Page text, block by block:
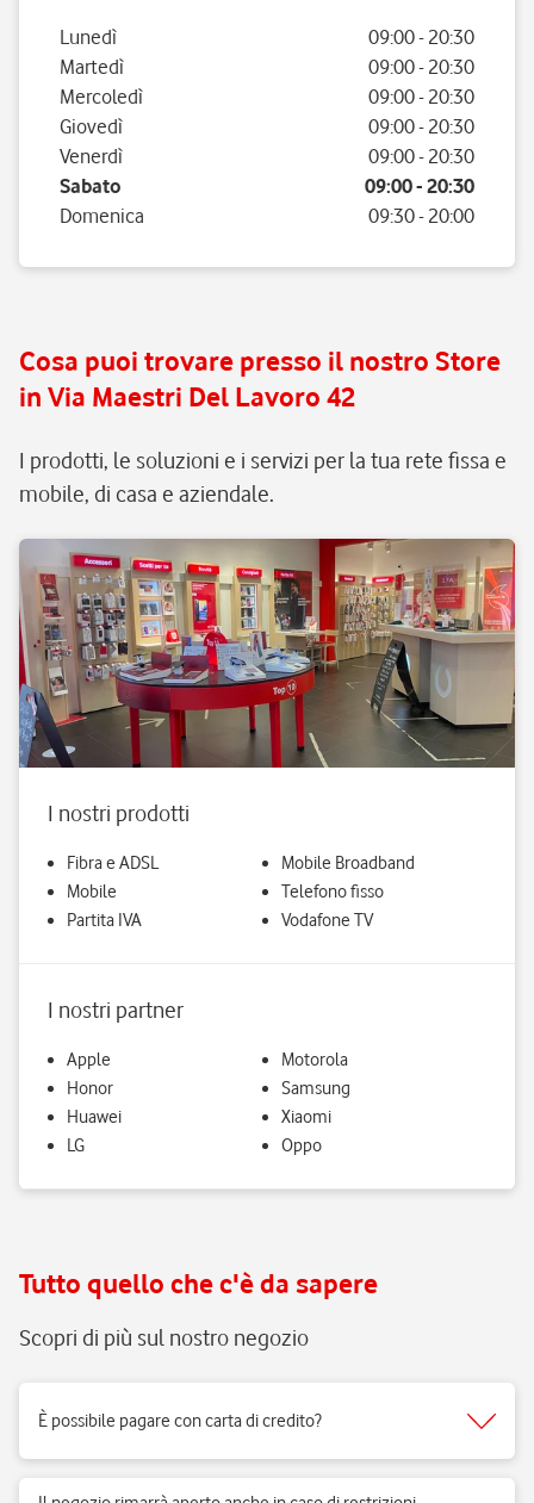
Giorno della settimana
Lunedì 09:00- 20:30
Martedì
09:00- 20:30
Mercoledì
09:00- 20:30
Giovedì
09:00- 20:30
Venerdì
09:00- 20:30
Sabato
09:00- 20:30
Domenica
09:30- 20:00
Cosa puoi trovare presso il nostro Store
in Via Maestri Del Lavoro 42
I prodotti, le soluzioni e i servizi per la tua rete fissa e
mobile, di casa e aziendale.
I nostri prodotti
Fibra e ADSL
Mobile
Partita IVA
Mobile Broadband
Telefono fisso
Vodafone TV
I nostri partner
Apple
Honor
Huawei
LG
Motorola
Samsung
Xiaomi
Oppo
Tutto quello che c'è da sapere
Scopri di più sul nostro negozio
È possibile pagare con carta di credito?